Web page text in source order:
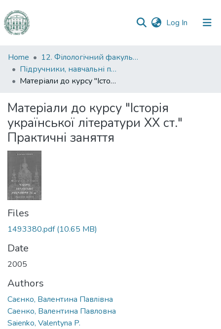
Log In (current)
Communities
&
Collections
Statistics
Home
12. Філологічний факультет
Підручники, навчальні посібники та інші науково- та навчально-методичні праці ФФ
Матеріали до курсу "Історія української літератури ХХ ст." Практичні заняття
Матеріали до курсу "Історія
української літератури ХХ ст."
Практичні заняття
Files
1493380.pdf(10.65 MB)
Date
2005
Authors
Саєнко, Валентина Павлівна
Саенко, Валентина Павловна
Saienko, Valentyna P.